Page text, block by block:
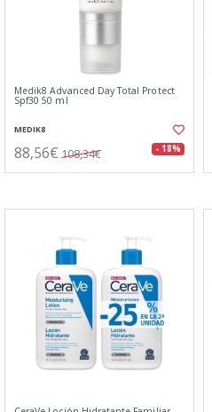
Medik8 Advanced Day Total Protect
Spf30 50 ml
MEDIK8
88,56€ 108,34€ - 18%